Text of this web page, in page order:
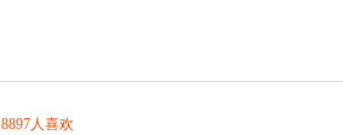
8897人喜欢